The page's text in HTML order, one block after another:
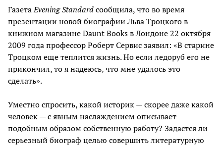
ГазетаEvening Standardсообщила, что во время
презентации новой биографии Льва Троцкого в
книжном магазине Daunt Books в Лондоне 22 октября
2009 года профессор Роберт Сервис заявил: «В старине
Троцком еще теплится жизнь. Но если ледоруб его не
прикончил, то я надеюсь, что мне удалось это
сделать».
Уместно спросить, какой историк — скорее даже какой
человек — с явным наслаждением описывает
подобным образом собственную работу? Задастся ли
серьезный биограф целью совершить литературную